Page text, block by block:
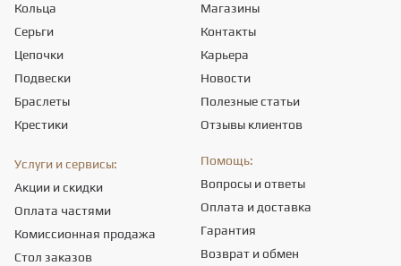
Кольца
Серьги
Цепочки
Подвески
Браслеты
Крестики
Магазины
Контакты
Карьера
Новости
Полезные статьи
Отзывы клиентов
Услуги и сервисы:
Акции и скидки
Оплата частями
Комиссионная продажа
Стол заказов
Помощь:
Вопросы и ответы
Оплата и доставка
Гарантия
Возврат и обмен